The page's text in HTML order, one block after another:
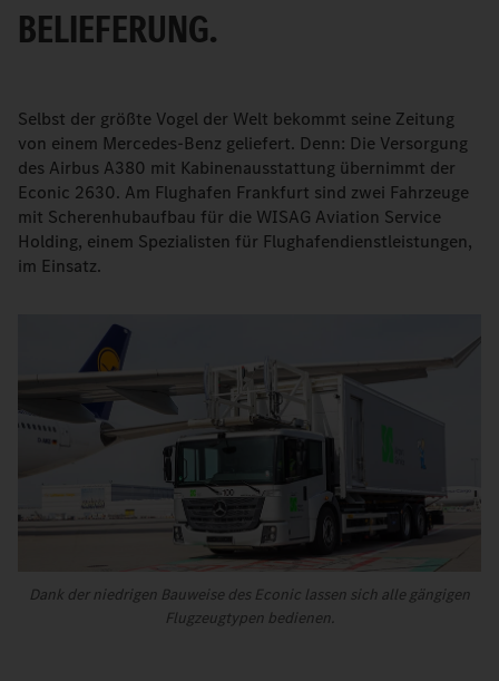
BELIEFERUNG.
Selbst der größte Vogel der Welt bekommt seine Zeitung
von einem Mercedes-Benz geliefert. Denn: Die Versorgung
des Airbus A380 mit Kabinenausstattung übernimmt der
Econic 2630. Am Flughafen Frankfurt sind zwei Fahrzeuge
mit Scherenhubaufbau für die WISAG Aviation Service
Holding, einem Spezialisten für Flughafendienstleistungen,
im Einsatz.
Dank der niedrigen Bauweise des Econic lassen sich alle gängigen
Flugzeugtypen bedienen.